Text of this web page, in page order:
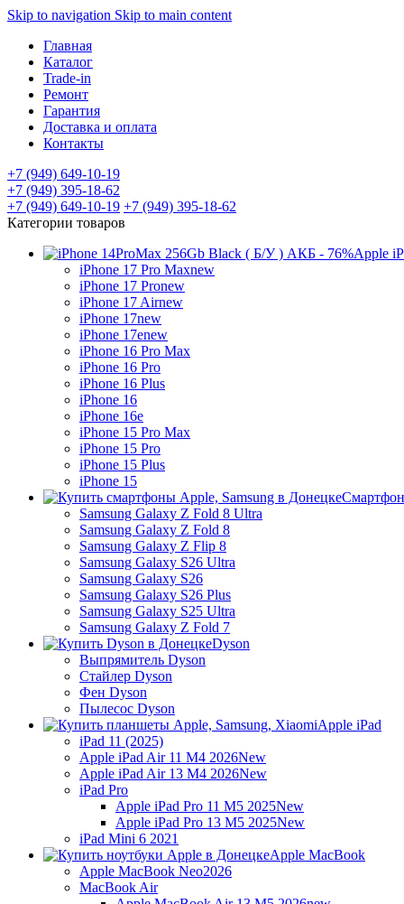
Skip to navigation Skip to main content
Главная
Каталог
Trade-in
Ремонт
Гарантия
Доставка и оплата
Контакты
+7 (949) 649-10-19
+7 (949) 395-18-62
+7 (949) 649-10-19 +7 (949) 395-18-62
Категории товаров
Apple
iPhone 17 Pro Maxnew
iPhone 17 Pronew
iPhone 17 Airnew
iPhone 17new
iPhone 17enew
iPhone 16 Pro Max
iPhone 16 Pro
iPhone 16 Plus
iPhone 16
iPhone 16e
iPhone 15 Pro Max
iPhone 15 Pro
iPhone 15 Plus
iPhone 15
Samsung Galaxy Z Fold 8 Ultra
Samsung Galaxy Z Fold 8
Samsung Galaxy Z Flip 8
Samsung Galaxy S26 Ultra
Samsung Galaxy S26
Samsung Galaxy S26 Plus
Samsung Galaxy S25 Ultra
Samsung Galaxy Z Fold 7
Dyson
Выпрямитель Dyson
Стайлер Dyson
Фен Dyson
Пылесос Dyson
Apple iPad
iPad 11 (2025)
Apple iPad Air 11 M4 2026New
Apple iPad Air 13 M4 2026New
iPad Pro
Apple iPad Pro 11 M5 2025New
Apple iPad Pro 13 M5 2025New
iPad Mini 6 2021
Apple MacBook
Apple MacBook Neo2026
MacBook Air